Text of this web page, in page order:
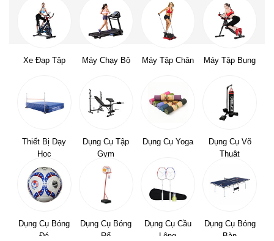
Xe Đạp Tập Máy Chạy Bộ Máy Tập Chân Máy Tập Bụng
Thiết Bị Dạy
Học
Dụng Cụ Tập
Gym
Dụng Cụ Yoga
Dụng Cụ Võ
Thuật
Dụng Cụ Bóng
Đá
Dụng Cụ Bóng
Rổ
Dụng Cụ Cầu
Lông
Dụng Cụ Bóng
Bàn